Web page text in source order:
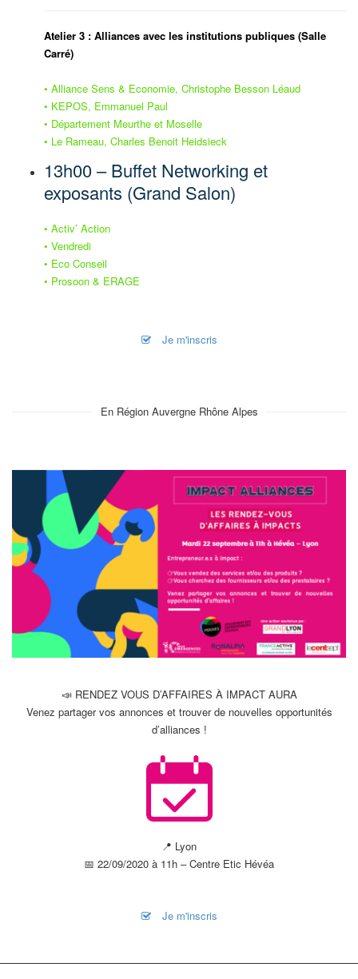
Atelier 3 : Alliances avec les institutions publiques (Salle
Carré)
• Alliance Sens & Economie, Christophe Besson Léaud
• KEPOS, Emmanuel Paul
• Département Meurthe et Moselle
• Le Rameau, Charles Benoit Heidsieck
13h00 – Buffet Networking et
exposants (Grand Salon)
• Activ’ Action
• Vendredi
• Eco Conseil
• Prosoon & ERAGE
Je m'inscris
En Région Auvergne Rhône Alpes
📣 RENDEZ VOUS D’AFFAIRES À IMPACT AURA
Venez partager vos annonces et trouver de nouvelles opportunités
d’alliances !
📍 Lyon
📅 22/09/2020 à 11h – Centre Etic Hévéa
Je m'inscris